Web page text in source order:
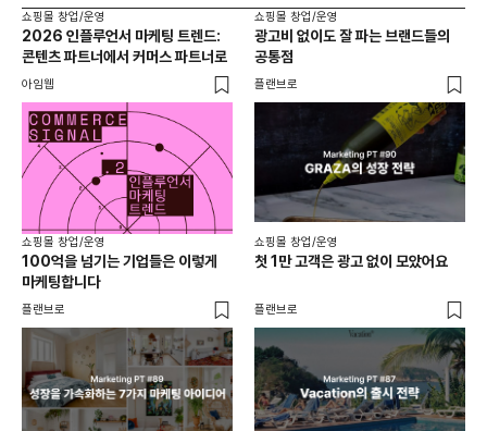
쇼핑몰 창업/운영
2026 인플루언서 마케팅 트렌드:
콘텐츠 파트너에서 커머스 파트너로
아임웹
쇼핑몰 창업/운영
광고비 없이도 잘 파는 브랜드들의
공통점
플랜브로
쇼핑몰 창업/운영
100억을 넘기는 기업들은 이렇게
마케팅합니다
플랜브로
쇼핑몰 창업/운영
첫 1만 고객은 광고 없이 모았어요
플랜브로